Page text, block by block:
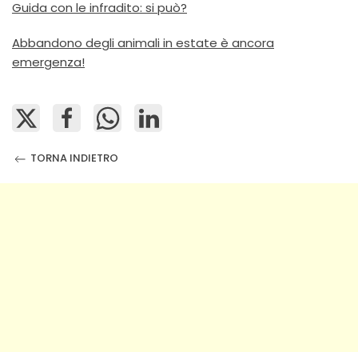
Guida con le infradito: si può?
Abbandono degli animali in estate è ancora
emergenza!
TORNA INDIETRO